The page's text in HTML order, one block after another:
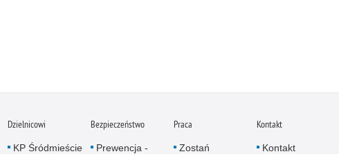
Dzielnicowi
KP Śródmieście
Bezpieczeństwo
Prewencja -
Praca
Zostań
Kontakt
Kontakt